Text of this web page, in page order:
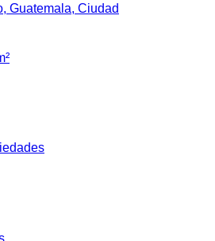
Guatemala, Ciudad